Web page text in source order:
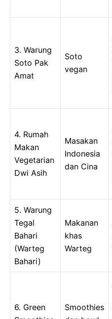
3. Warung
Soto Pak
Amat
Soto
vegan
4. Rumah
Makan
Vegetarian
Dwi Asih
Masakan
Indonesia
dan Cina
5. Warung
Tegal
Bahari
(Warteg
Bahari)
Makanan
khas
Warteg
6. Green
Smoothies